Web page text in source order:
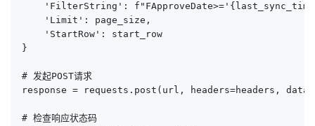
'FilterString':
    'Limit': page_size,
    'StartRow': start_row
}
# 发起POST请求
response = requests.post(url, headers=headers,
# 检查响应状态码